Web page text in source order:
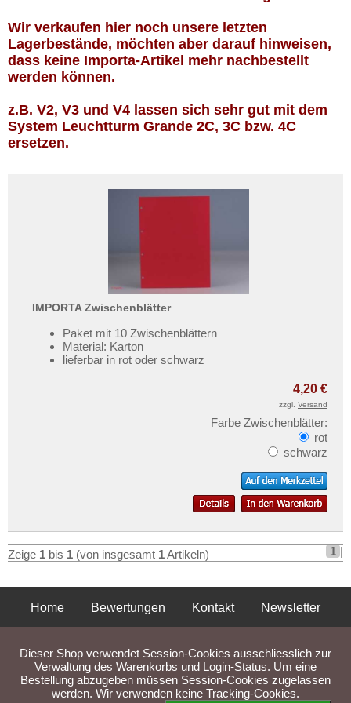
Absolute Zuverlässigkeit:sowohl in
puncto Service als auch in der Qualität
unserer Banknoten
verkaufen?
Dann sind Sie bei uns genau richtig
Senden Sie uns einfach ein
Weitere Informationen zum Ankauf
Asien
Australien & Ozeanien
Europa
Sets
Testbanknoten
Banknotenbriefe
Leuchtturm Grande
Ihre Bewertungen
Kontakt
Mehr über...
AGB
Impressum
Wir verkaufen hier noch unsere letzten
Lagerbestände, möchten aber darauf hinweisen,
dass keine Importa-Artikel mehr nachbestellt
werden können.
z.B. V2, V3 und V4 lassen sich sehr gut mit dem
System Leuchtturm Grande 2C, 3C bzw. 4C
ersetzen.
IMPORTA Zwischenblätter
Paket mit 10 Zwischenblättern
Material: Karton
lieferbar in rot oder schwarz
4,20 €
zzgl. Versand
Farbe Zwischenblätter:
rot
schwarz
Zeige 1 bis 1 (von insgesamt 1Artikeln) 1 |
Home Bewertungen Kontakt
Newsletter
Liefer- und Versandkosten
Dieser Shop verwendet Session-Cookies ausschliesslich zur
Verwaltung des Warenkorbs und Login-Status. Um eine
Bestellung abzugeben müssen Session-Cookies zugelassen
werden. Wir verwenden keine Tracking-Cookies.